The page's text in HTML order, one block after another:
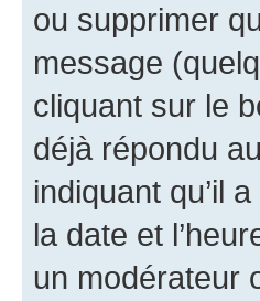
ou supprimer
message
cliquant sur le
déjà répondu
indiquant qu’il
la date et
un modérateur